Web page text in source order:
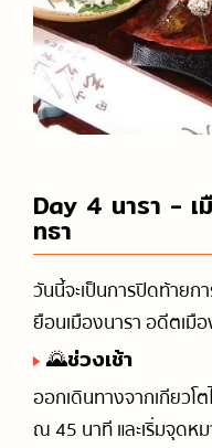
Day 4 นารา - เ
ทธา
วันนี้จะเป็นการปิดท้ายก
ยือนเมืองนารา อดีตเ
🌄ช่วงเช้า
ออกเดินทางจากเกียวโต
ณ 45 นาที และเริ่มจุดห